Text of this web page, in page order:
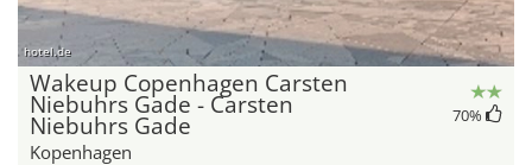
hotel.de
Wakeup Copenhagen Carsten
Niebuhrs Gade - Carsten
Niebuhrs Gade
Kopenhagen
70%